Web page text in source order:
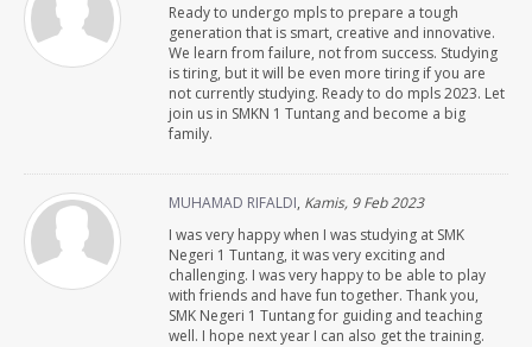
Ready to undergo mpls to prepare a tough
generation that is smart, creative and innovative.
We learn from failure, not from success. Studying
is tiring, but it will be even more tiring if you are
not currently studying. Ready to do mpls 2023. Let
join us in SMKN 1 Tuntang and become a big
family.
MUHAMAD RIFALDI, Kamis, 9 Feb 2023
I was very happy when I was studying at SMK
Negeri 1 Tuntang, it was very exciting and
challenging. I was very happy to be able to play
with friends and have fun together. Thank you,
SMK Negeri 1 Tuntang for guiding and teaching
well. I hope next year I can also get the training.